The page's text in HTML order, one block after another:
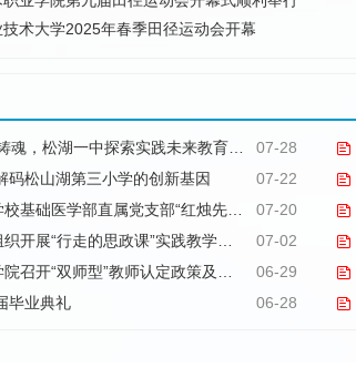
术大学2025年春季田径运动会开幕
07-28
魂，松湖一中探索实践未来教育纪实
07-22
松山湖第三小学的创新基因
07-20
学部直属党支部“红烛先锋”党建品牌创建纪实
07-02
展“行走的思政课”实践教学活动
06-29
师型”教师认定政策及企业实践专项解读会议
06-28
毕业典礼